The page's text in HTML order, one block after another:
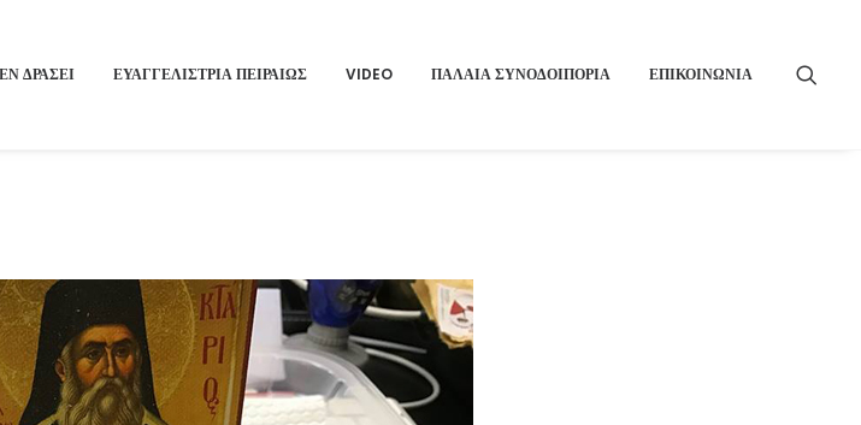
ΔΡΑΣΕΙ ΕΥΑΓΓΕΛΙΣΤΡΙΑ ΠΕΙΡΑΙΏΣ VIDEO ΠΑΛΑΙΑ ΣΥΝΟΔΟΙΠΟΡΙΑ ΕΠΙΚΟΙΝΩΝΙΑ